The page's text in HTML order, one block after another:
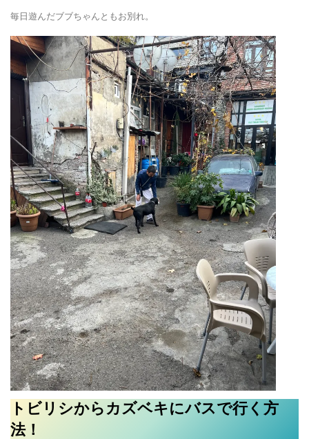
毎日遊んだブブちゃんともお別れ。
トビリシからカズベキにバスで行く方
法！